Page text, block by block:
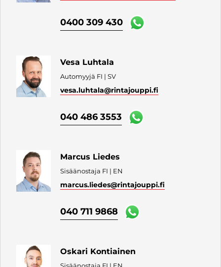
0400 309 430
Vesa Luhtala
Automyyjä FI | SV
vesa.luhtala@rintajouppi.fi
040 486 3553
Marcus Liedes
Sisäänostaja FI | EN
marcus.liedes@rintajouppi.fi
040 711 9868
Oskari Kontiainen